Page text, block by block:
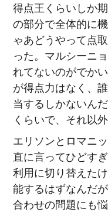
得点王くらいしか
の部分で全体的に
ゃあどうやって点
った。マルシーニ
れてないのがでか
が得点力はなく、
当するしかないん
くらいで、それ以
エリソンとロマニ
直に言ってひどす
利用に切り替えた
能するはずなんだ
合わせの問題にも悩